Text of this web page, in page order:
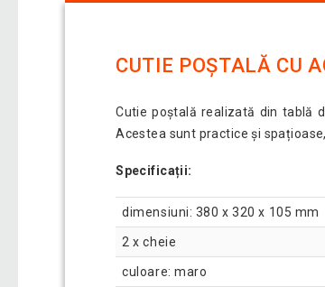
CUTIE POȘTALĂ CU
Cutie poștală realizată din tablă
Acestea sunt practice și
Specificații:
dimensiuni: 380 x 320 x 105 mm
2 x cheie
culoare: maro